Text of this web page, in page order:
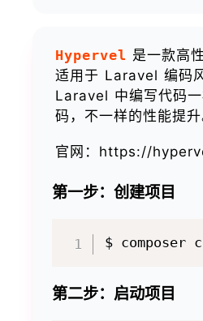
Hypervel 是一款高
适用于 Laravel 编码
Laravel 中编写代码
码，不一样的性能提升
官网：https://
第一步：创建项目
第二步：启动项目